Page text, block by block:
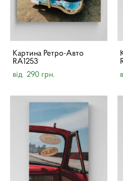
Картина Ретро-Авто
RA1253
від 290 грн.